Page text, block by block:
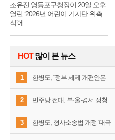
조유진 영등포구청장이 20일 오후
열린 ‘2026년 어린이 기자단 위촉
식’에
HOT많이 본 뉴스
1 한병도, “정부 세제 개편안은
2 민주당 전대, 부·울·경서 정청
3 한병도, 형사소송법 개정 '대국